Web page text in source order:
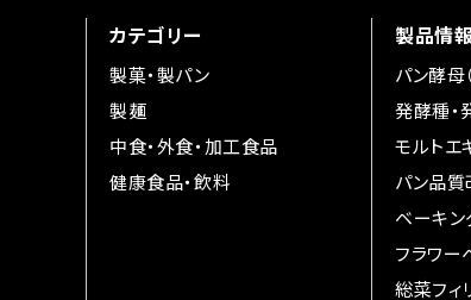
カテゴリー
製菓・製パン
製麺
中食・外食・加工食品
健康食品・飲料
製品情
パン酵母
発酵種・
モルトエ
パン品
ベーキン
フラワー
総菜フィ